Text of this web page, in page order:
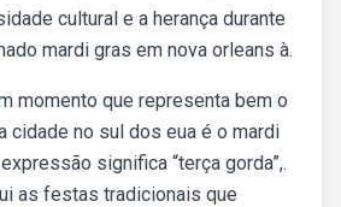
cultural e a herança durante
mardi gras em nova orleans à.
momento que representa bem o
no sul dos eua é o mardi
significa “terça gorda”,.
as festas tradicionais que